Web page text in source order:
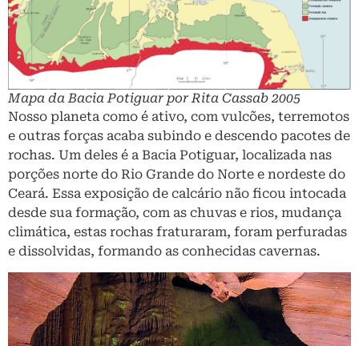
Mapa da Bacia Potiguar por Rita Cassab 2005
Nosso planeta como é ativo, com vulcões, terremotos
e outras forças acaba subindo e descendo pacotes de
rochas. Um deles é a Bacia Potiguar, localizada nas
porções norte do Rio Grande do Norte e nordeste do
Ceará. Essa exposição de calcário não ficou intocada
desde sua formação, com as chuvas e rios, mudança
climática, estas rochas fraturaram, foram perfuradas
e dissolvidas, formando as conhecidas cavernas.